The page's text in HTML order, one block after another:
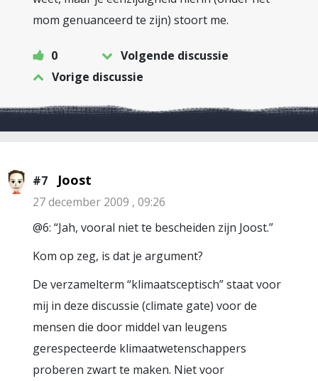
mom genuanceerd te zijn) stoort me.
0
Volgende discussie
Vorige discussie
#7 Joost
27 december 2009 , 09:26
@6: “Jah, vooral niet te bescheiden zijn Joost.”
Kom op zeg, is dat je argument?
De verzamelterm “klimaatsceptisch” staat voor
mij in deze discussie (climate gate) voor de
mensen die door middel van leugens
gerespecteerde klimaatwetenschappers
proberen zwart te maken. Niet voor